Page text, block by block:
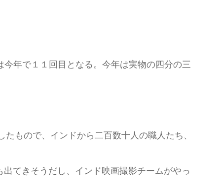
年で１１回目となる。今年は実物の四分の三
もので、インドから二百数十人の職人たち、
てきそうだし、インド映画撮影チームがやっ